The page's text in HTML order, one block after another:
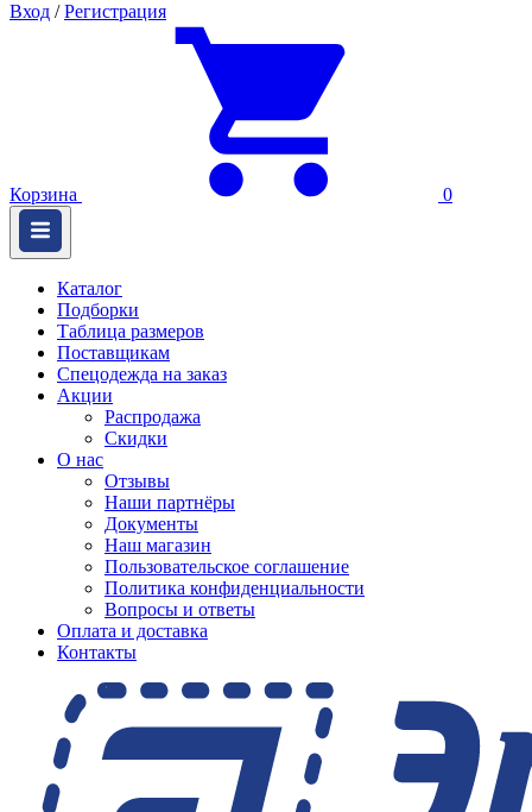
Вход / Регистрация
Корзина 0
Каталог
Подборки
Таблица размеров
Поставщикам
Спецодежда на заказ
Акции
Распродажа
Скидки
О нас
Отзывы
Наши партнёры
Документы
Наш магазин
Пользовательское соглашение
Политика конфиденциальности
Вопросы и ответы
Оплата и доставка
Контакты